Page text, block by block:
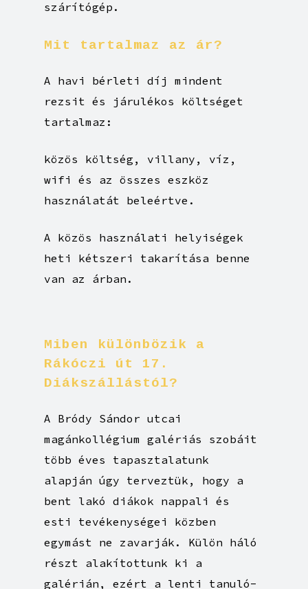
szárítógép.
Mit tartalmaz az ár?
A havi bérleti díj mindent
rezsit és járulékos költséget
tartalmaz:
közös költség, villany, víz,
wifi és az összes eszköz
használatát beleértve.
A közös használati helyiségek
heti kétszeri takarítása benne
van az árban.
Miben különbözik
a
Rákóczi
út
17.
Diákszállástól?
A Bródy Sándor utcai
magánkollégium galériás szobáit
több éves tapasztalatunk
alapján úgy terveztük, hogy a
bent lakó diákok nappali és
esti tevékenységei közben
egymást ne zavarják. Külön háló
részt alakítottunk ki a
galérián, ezért a lenti tanuló-